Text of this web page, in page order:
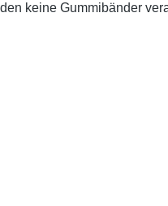
keine Gummibänder